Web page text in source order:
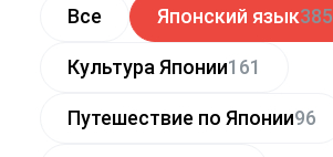
Все Японский язык385
Культура Японии161
Путешествие по Японии96